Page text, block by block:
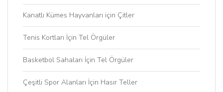
Kanatlı Kümes Hayvanları için Çitler
Tenis Kortları İçin Tel Örgüler
Basketbol Sahaları İçin Tel Örgüler
Çeşitli Spor Alanları İçin Hasır Teller